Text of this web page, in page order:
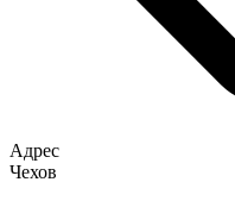
Адрес
Чехов